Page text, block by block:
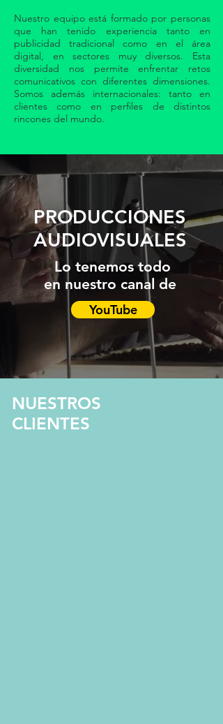
Nuestro equipo está formado por personas
que han tenido experiencia tanto en
publicidad tradicional como en el área
digital, en sectores muy diversos. Esta
diversidad nos permite enfrentar retos
comunicativos con diferentes dimensiones.
Somos además internacionales: tanto en
clientes como en perfiles de distintos
rincones del mundo.
PRODUCCIONES
AUDIOVISUALES
Lo tenemos todo
en nuestro canal de
YouTube
NUESTROS
CLIENTES